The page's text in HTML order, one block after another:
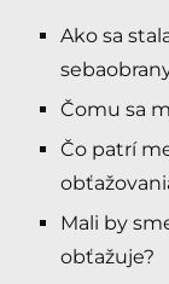
Ako sa
Čomu sa
Čo patrí
Mali by
obťažuje?